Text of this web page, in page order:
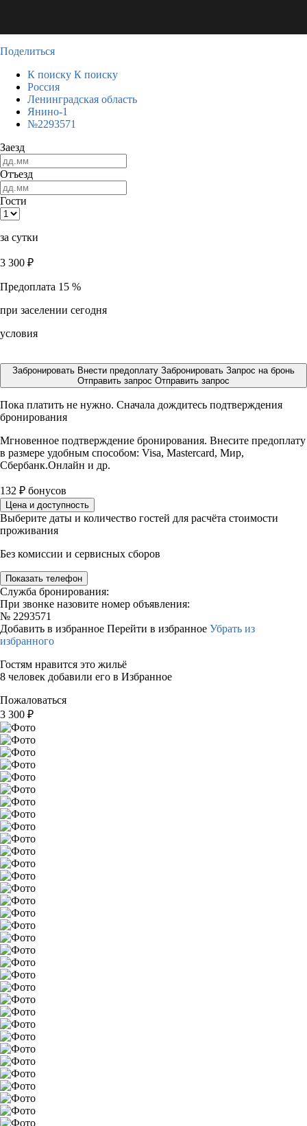
Поделиться
К поиску К поиску
Россия
Ленинградская область
Янино-1
№2293571
Заезд
Отъезд
Гости
за сутки
3 300 ₽
Предоплата 15 %
при заселении сегодня
условия
Забронировать Внести предоплату Забронировать Запрос на бронь
Отправить запрос Отправить запрос
Пока платить не нужно. Сначала дождитесь подтверждения
бронирования
Мгновенное подтверждение бронирования. Внесите предоплату
в размере удобным способом: Visa, Mastercard, Мир,
Сбербанк.Онлайн и др.
132 ₽ бонусов
Цена и доступность
Выберите даты и количество гостей для расчёта стоимости
проживания
Без комиссии и сервисных сборов
Показать телефон
Служба бронирования:
При звонке назовите номер объявления:
№ 2293571
Добавить в избранное Перейти в избранное Убрать из
избранного
Гостям нравится это жильё
8 человек добавили его в Избранное
Пожаловаться
3 300 ₽